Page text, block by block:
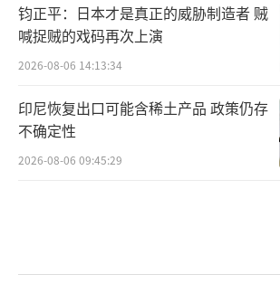
钧正平：日本才是真正的威胁制造者 贼
喊捉贼的戏码再次上演
2026-08-06 14:13:34
印尼恢复出口可能含稀土产品 政策仍存
不确定性
2026-08-06 09:45:29